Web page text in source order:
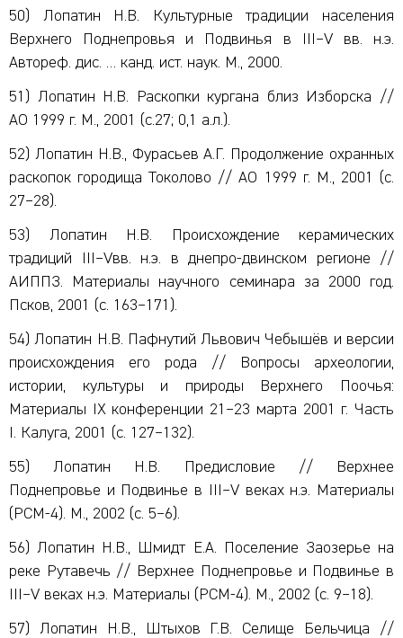
50) Лопатин Н.В. Культурные традиции населения
Верхнего Поднепровья и Подвинья в III–V вв. н.э.
Автореф. дис. … канд. ист. наук. М., 2000.
51) Лопатин Н.В. Раскопки кургана близ Изборска //
АО 1999 г. М., 2001 (с.27; 0,1 а.л.).
52) Лопатин Н.В., Фурасьев А.Г. Продолжение охранных
раскопок городища Токолово // АО 1999 г. М., 2001 (с.
27–28).
53) Лопатин Н.В. Происхождение керамических
традиций III–Vвв. н.э. в днепро-двинском регионе //
АИППЗ. Материалы научного семинара за 2000 год.
Псков, 2001 (с. 163–171).
54) Лопатин Н.В. Пафнутий Львович Чебышёв и версии
происхождения его рода // Вопросы археологии,
истории, культуры и природы Верхнего Поочья:
Материалы IX конференции 21–23 марта 2001 г. Часть
I. Калуга, 2001 (с. 127–132).
55) Лопатин Н.В. Предисловие // Верхнее
Поднепровье и Подвинье в III–V веках н.э. Материалы
(РСМ-4). М., 2002 (с. 5–6).
56) Лопатин Н.В., Шмидт Е.А. Поселение Заозерье на
реке Рутавечь // Верхнее Поднепровье и Подвинье в
III–V веках н.э. Материалы (РСМ-4). М., 2002 (с. 9–18).
57) Лопатин Н.В., Штыхов Г.В. Селище Бельчица //